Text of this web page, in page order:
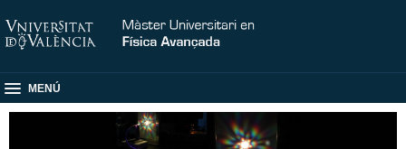
MENÚ